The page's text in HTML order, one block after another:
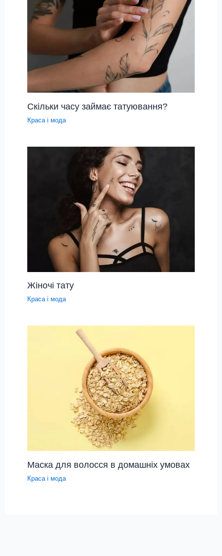
Скільки часу займає татуювання?
Краса і мода
Жіночі тату
Краса і мода
Маска для волосся в домашніх умовах
Краса і мода